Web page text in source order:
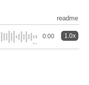
readme
0:00 1.0x